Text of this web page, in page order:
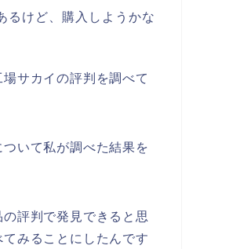
るけど、購入しようかな
サカイの評判を調べて
いて私が調べた結果を
評判で発見できると思
みることにしたんです